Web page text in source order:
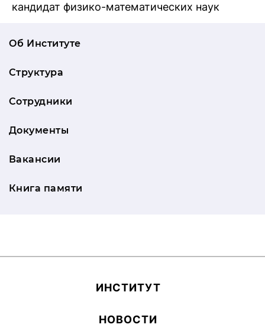
кандидат физико-математических наук
Об Институте
Структура
Сотрудники
Документы
Вакансии
Книга памяти
ИН­СТИ­ТУТ
НОВОСТИ